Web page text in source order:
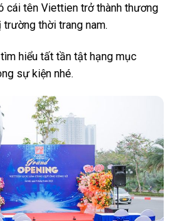
cái tên Viettien trở thành thương
thời trang nam.
hiểu tất tần tật hạng mục
sự kiện nhé.